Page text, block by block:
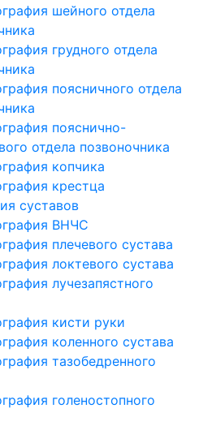
шейного отдела
грудного отдела
поясничного отдела
пояснично-
отдела позвоночника
копчика
крестца
суставов
ВНЧС
плечевого сустава
локтевого сустава
лучезапястного
кисти руки
коленного сустава
тазобедренного
голеностопного